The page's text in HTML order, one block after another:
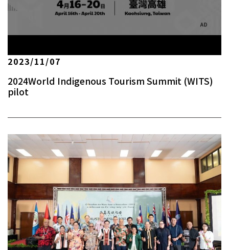
2023/11/07
2024World Indigenous Tourism Summit (WITS)
pilot